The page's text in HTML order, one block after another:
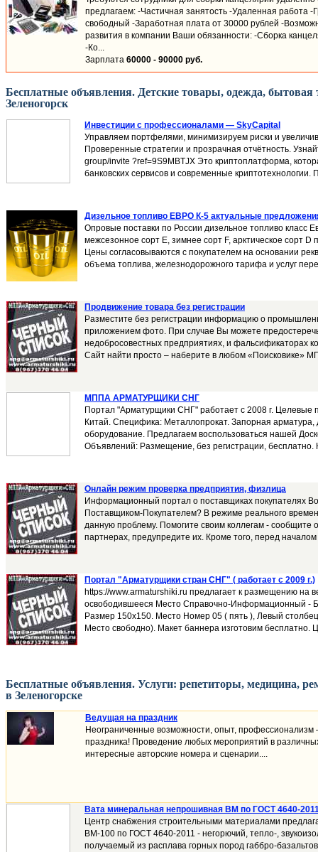
предлагаем: -Частичная занятость -Удаленная работа -
свободный -Заработная плата от 30000 рублей -
развития в компании Ваши обязанности: -Сборка
-Ко...
Зарплата 60000 - 90000 руб.
Бесплатные объявления. Детские товары, одежда,
Зеленогорск
Инвестиции с профессионалами — SkyCapital
Управляем портфелями, минимизируем риски и
Проверенные стратегии и прозрачная отчётность.
group/invite ?ref=9S9MBTJX Это криптоплатформа,
банковских сервисов и современные криптотехнологии.
Дизельное топливо ЕВРО К-5 актуальные
Опровые поставки по России дизельное топливо класс
межсезонное сорт Е, зимнее сорт F, арктическое сорт D
Цены согласовываются с покупателем на основании
объема топлива, железнодорожного тарифа и услуг
Продвижение товара без регистрации
Разместите без регистрации информацию о
приложением фото. При случае Вы можете
недобросовестных предприятиях, и фальсификаторах
Сайт найти просто – наберите в любом «Поисковике»
МППА АРМАТУРЩИКИ СНГ
Портал "Арматурщики СНГ" работает с 2008 г. Целевые
Китай. Специфика: Металлопрокат. Запорная
оборудование. Предлагаем воспользоваться нашей
Объявлений: Размещение, без регистрации, бесплатно.
Онлайн режим проверка предприятия, физлица
Информационный портал о поставщиках покупателях
Поставщиком-Покупателем? В режиме реального
данную проблему. Помогите своим коллегам - сообщите
партнерах, предупредите их. Кроме того, перед
Портал "Арматурщики стран СНГ" ( работает с 2009 г.)
https://www.armaturshiki.ru предлагает к размещению на
освободившееся Место Справочно-Информационный -
Размер 150х150. Место Номер 05 ( пять ), Левый
Место свободно). Макет баннера изготовим бесплатно.
Бесплатные объявления. Услуги: репетиторы, медицина,
в Зеленогорске
Ведущая на праздник
Неограниченные возможности, опыт, профессионализм
праздника! Проведение любых мероприятий в
интересные авторские номера и сценарии....
Вата минеральная непрошивная ВМ по ГОСТ 4640-
Центр снабжения строительными материалами
ВМ-100 по ГОСТ 4640-2011 - негорючий, тепло-,
получаемый из расплава горных пород габбро-